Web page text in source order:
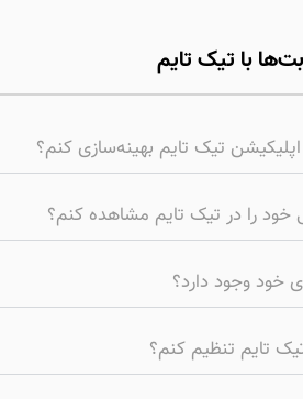
با تیک تایم
تیک تایم بهینه‌سازی کنم؟
خود را در تیک تایم مشاهده کنم؟
خود وجود دارد؟
تایم تنظیم کنم؟